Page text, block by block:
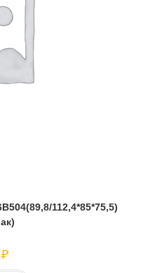
112,4*85*75,5)
₽